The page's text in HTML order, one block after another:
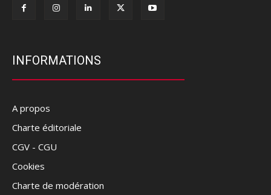
INFORMATIONS
A propos
Charte éditoriale
CGV - CGU
Cookies
Charte de modération